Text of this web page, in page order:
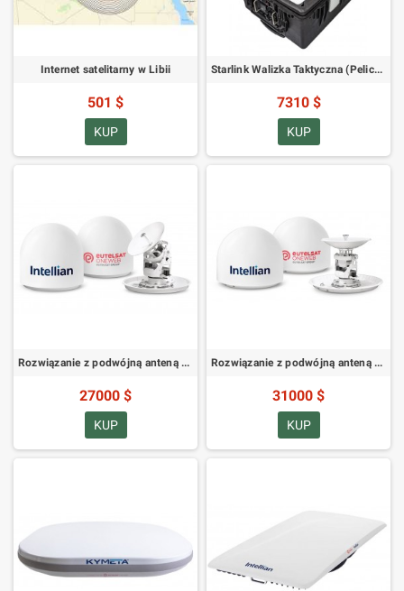
Internet satelitarny w Libii
501 $
KUP
Starlink Walizka Taktyczna (Pelicase 1640 z pianką)
7310 $
KUP
Rozwiązanie z podwójną anteną Intellian OW50M-Rac OS-OW50P
27000 $
KUP
Rozwiązanie z podwójną anteną Intellian OW70M-Rac OS-OW70P
31000 $
KUP